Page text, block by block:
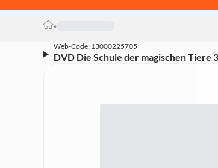
»
Web-Code: 13000225705
DVD Die Schule der magischen Tiere